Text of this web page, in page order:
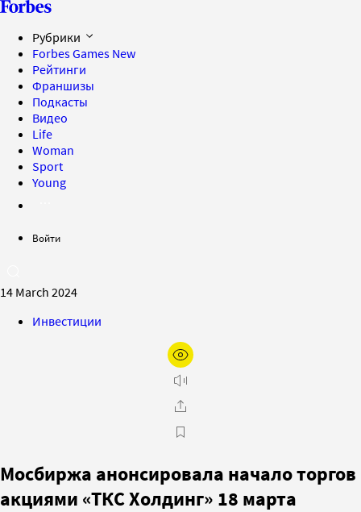
Рубрики
Forbes Games New
Рейтинги
Франшизы
Подкасты
Видео
Life
Woman
Sport
Young
Войти
14 March 2024
Инвестиции
Мосбиржа анонсировала начало торгов
акциями «ТКС Холдинг» 18 марта